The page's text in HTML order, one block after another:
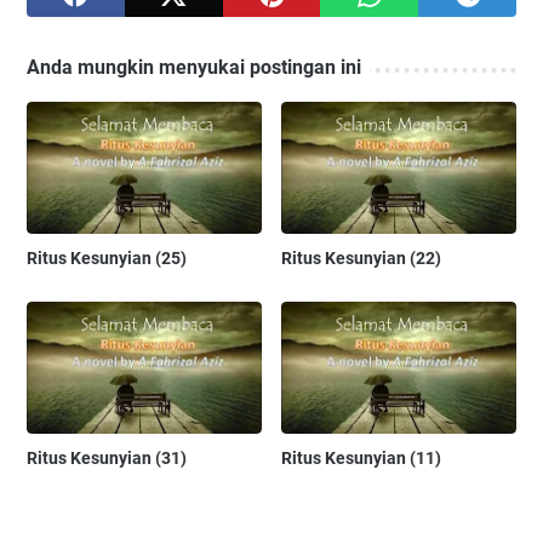
Anda mungkin menyukai postingan ini
Ritus Kesunyian (25) Ritus Kesunyian (22)
Ritus Kesunyian (31) Ritus Kesunyian (11)